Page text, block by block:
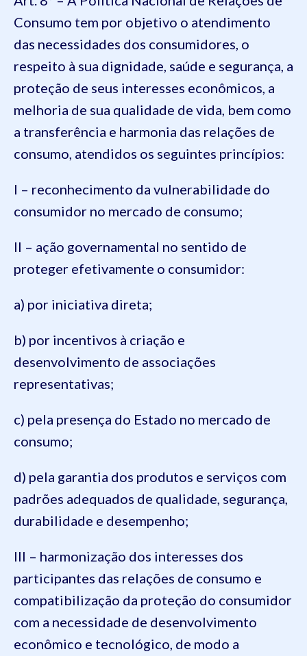
Consumo tem por objetivo o atendimento
das necessidades dos consumidores, o
respeito à sua dignidade, saúde e segurança, a
proteção de seus interesses econômicos, a
melhoria de sua qualidade de vida, bem como
a transferência e harmonia das relações de
consumo, atendidos os seguintes princípios:
I – reconhecimento da vulnerabilidade do
consumidor no mercado de consumo;
II – ação governamental no sentido de
proteger efetivamente o consumidor:
a) por iniciativa direta;
b) por incentivos à criação e
desenvolvimento de associações
representativas;
c) pela presença do Estado no mercado de
consumo;
d) pela garantia dos produtos e serviços com
padrões adequados de qualidade, segurança,
durabilidade e desempenho;
III – harmonização dos interesses dos
participantes das relações de consumo e
compatibilização da proteção do consumidor
com a necessidade de desenvolvimento
econômico e tecnológico, de modo a